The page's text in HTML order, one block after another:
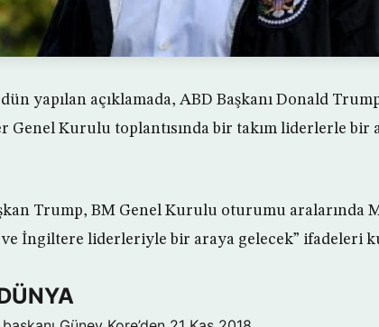
yapılan açıklamada, ABD Başkanı Donald
Genel Kurulu toplantısında bir takım liderlerle bir
Trump, BM Genel Kurulu oturumu aralarında
İngiltere liderleriyle bir araya gelecek” ifadeleri